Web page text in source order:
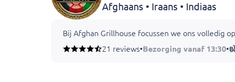
Afghaans • Iraans • Indiaas
Bij Afghan Grillhouse focussen we ons volledig
21 reviews•Bezorging vanaf 13:30•